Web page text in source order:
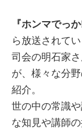
『ホンマでっか
ら放送されて
司会の明石家
が、様々な分
紹介。
世の中の常識
な知見や講師